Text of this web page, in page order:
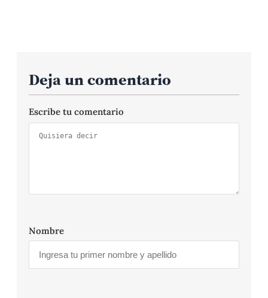
Deja un comentario
Escribe tu comentario
Nombre